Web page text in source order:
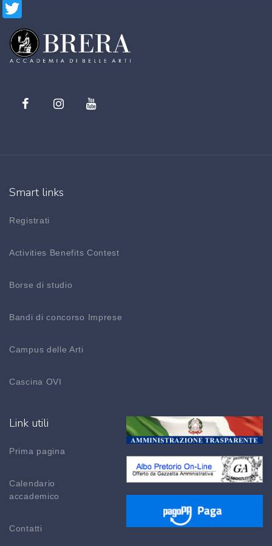
Smart links
Registrati
Activities Benefits Contest
Borse di studio
Bandi di concorso Imprese
Campus delle Arti
Cascina OVI
Link utili
Prima pagina
Calendario
accademico
Contatti